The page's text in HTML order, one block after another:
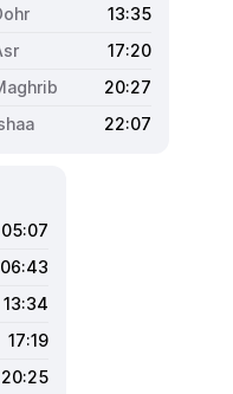
13:35
17:20
20:27
22:07
05:07
06:43
13:34
17:19
20:25